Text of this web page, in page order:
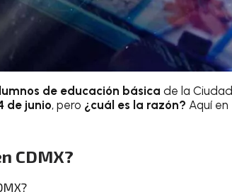
de educación básica de la Ciudad
de junio, pero ¿cuál es la razón? Aquí en
CDMX?